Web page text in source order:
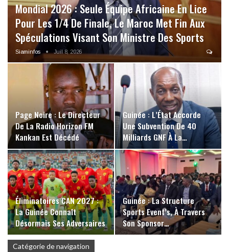
Mondial 2026 : Seule Équipe Africaine En Lice
Pour Les 1/4 De Finale, Le Maroc Met Fin Aux
Spéculations Visant Son Ministre Des Sports
Siaminfos Juil 8, 2026
Page Noire : Le Directeur
De La Radio Horizon FM
Kankan Est Décédé
Guinée : L’État Accorde
Une Subvention De 40
Milliards GNF À La…
Éliminatoires CAN 2027 :
La Guinée Connaît
Désormais Ses Adversaires
Guinée : La Structure
Sports Event’s, À Travers
Son Sponsor…
Catégorie de navigation